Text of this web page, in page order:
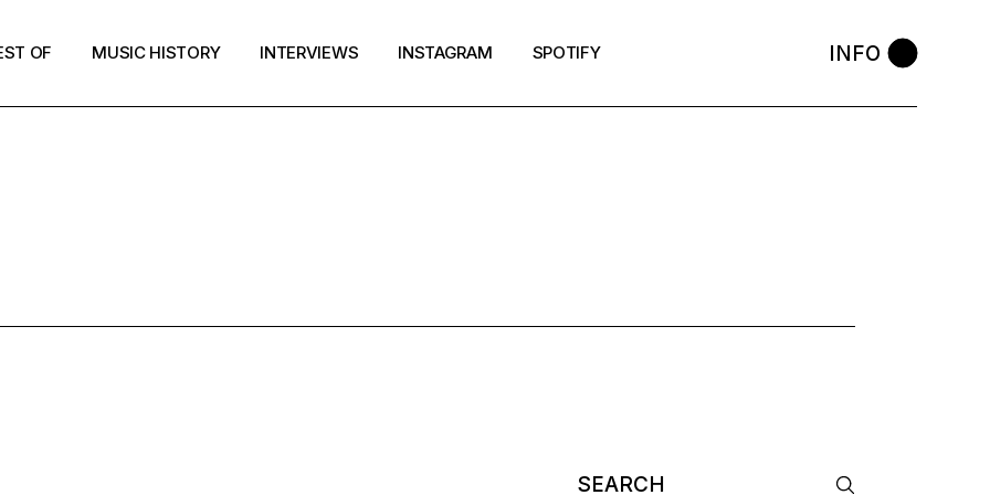
OF MUSIC HISTORY INTERVIEWS INSTAGRAM SPOTIFY INFO
Search